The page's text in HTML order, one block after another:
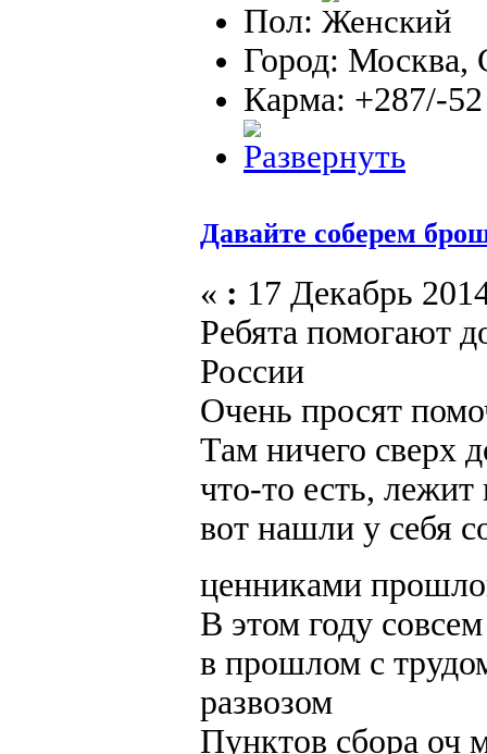
Пол:
Город:
Карма: +287/-52
Давайте соберем
« : 17 Декабрь
Ребята помогают
России
Очень просят
Там ничего сверх
что-то есть,
вот нашли у себя
ценниками
В этом году
в прошлом с
развозом
Пунктов сбора оч